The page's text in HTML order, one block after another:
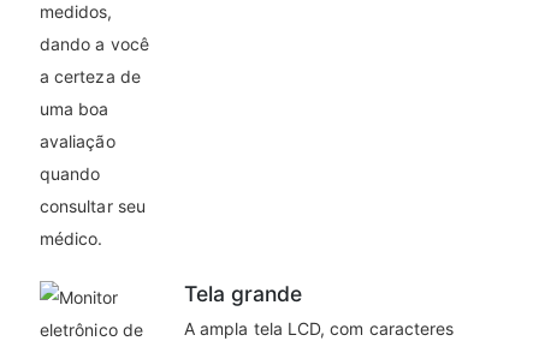
medidos,
dando a você
a certeza de
uma boa
avaliação
quando
consultar seu
médico.
Tela grande
A ampla tela LCD, com caracteres